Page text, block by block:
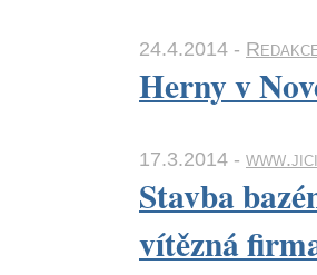
24.4.2014 -
Herny v
17.3.2014 -
Stavba
vítězná